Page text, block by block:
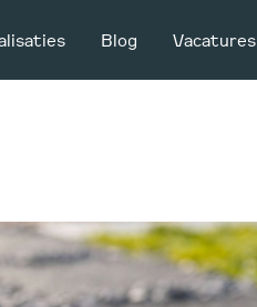
Blog Vacatures